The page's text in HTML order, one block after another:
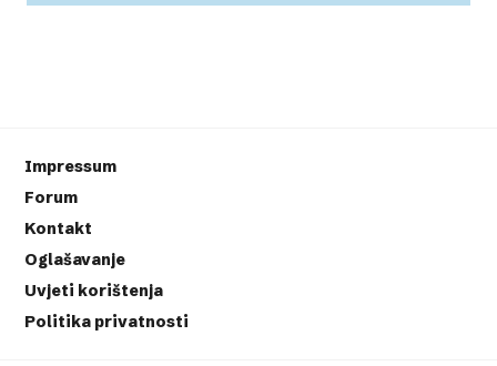
Impressum
Forum
Kontakt
Oglašavanje
Uvjeti korištenja
Politika privatnosti